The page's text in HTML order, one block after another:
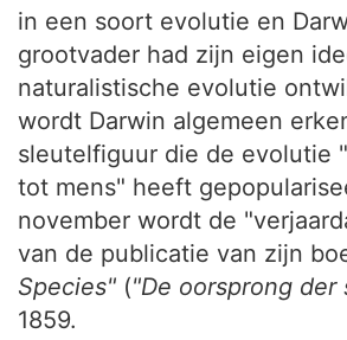
in een soort evolutie en
grootvader had zijn eigen
naturalistische evolutie
wordt Darwin algemeen
sleutelfiguur die de evolutie
tot mens" heeft
november wordt de
van de publicatie van zijn
Species" ("De oorsprong der
1859.